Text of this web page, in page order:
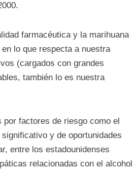
farmacéutica y la marihuana
lo que respecta a nuestra
(cargados con grandes
también lo es nuestra
factores de riesgo como el
y de oportunidades
entre los estadounidenses
relacionadas con el alcohol